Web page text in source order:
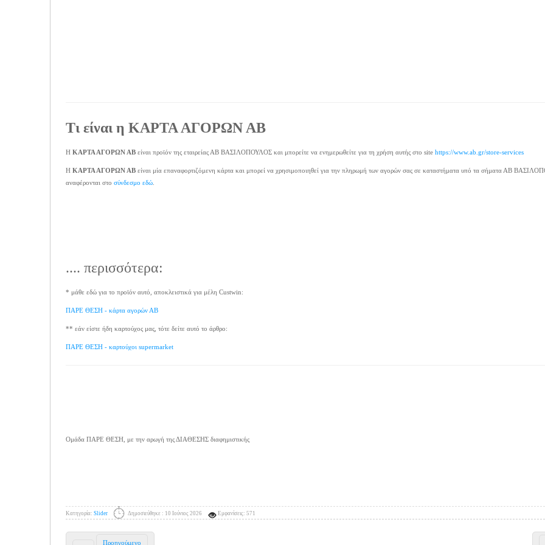
Τι είναι η ΚΑΡΤΑ ΑΓΟΡΩΝ ΑΒ
Η ΚΑΡΤΑ ΑΓΟΡΩΝ ΑΒ είναι προϊόν της εταιρείας ΑΒ ΒΑΣΙΛΟΠΟΥΛΟΣ και μπορείτε να ενημερωθείτε για τη χρήση αυτής στο site https://www.ab.gr/store-services
Η ΚΑΡΤΑ ΑΓΟΡΩΝ ΑΒ είναι μία επαναφορτιζόμενη κάρτα και μπορεί να χρησιμοποιηθεί για την πληρωμή των αγορών σας σε καταστήματα υπό τα σήματα ΑΒ
αναφέρονται στο σύνδεσμο εδώ
.... περισσότερα:
* μάθε εδώ για το προϊόν αυτό, αποκλειστικά για μέλη Custwin:
ΠΑΡΕ ΘΕΣΗ - κάρτα αγορών ΑΒ
** εάν είστε ήδη καρτούχος μας, τότε δείτε αυτό το άρθρο:
ΠΑΡΕ ΘΕΣΗ - καρτούχοι supermarket
Ομάδα ΠΑΡΕ ΘΕΣΗ, με την αρωγή της ΔΙΑΘΕΣΗΣ διαφημιστικής
Κατηγορία: Slider Δημοσιεύθηκε : 10 Ιούνιος 2026 Εμφανίσεις: 571
Προηγούμενο